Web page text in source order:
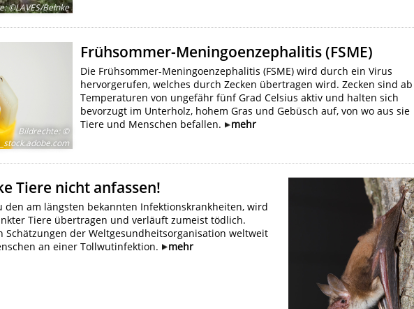
:©LAVES/Beinke
Bildrechte:©
Frühsommer-Meningoenzephalitis (FSME)
Die Frühsommer-Meningoenzephalitis (FSME) wird durch ein Virus
hervorgerufen, welches durch Zecken übertragen wird. Zecken sind ab
Temperaturen von ungefähr fünf Grad Celsius aktiv und halten sich
bevorzugt im Unterholz, hohem Gras und Gebüsch auf, von wo aus sie
Tiere und Menschen befallen.
mehr
Tiere nicht anfassen!
den am längsten bekannten Infektionskrankheiten, wird
Tiere übertragen und verläuft zumeist tödlich.
Schätzungen der Weltgesundheitsorganisation weltweit
an einer Tollwutinfektion.
mehr